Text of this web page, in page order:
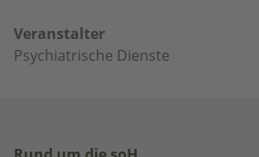
Veranstalter
Psychiatrische Dienste